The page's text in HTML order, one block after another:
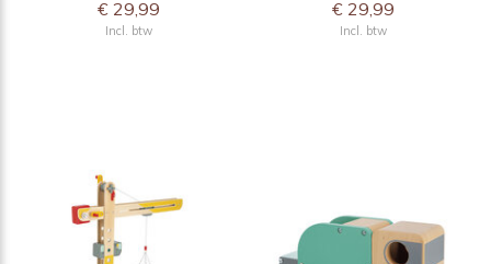
€ 29,99
Incl. btw
€ 29,99
Incl. btw